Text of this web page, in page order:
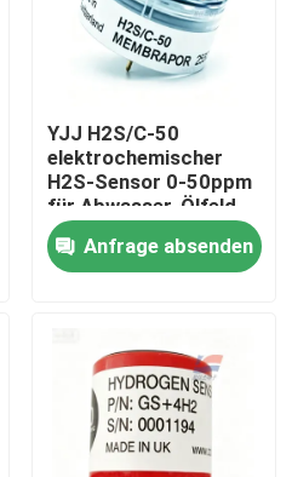
YJJ H2S/C-50
elektrochemischer
H2S-Sensor 0-50ppm
für Abwasser-Ölfeld-
Gasleckdetektor
Anfrage absenden